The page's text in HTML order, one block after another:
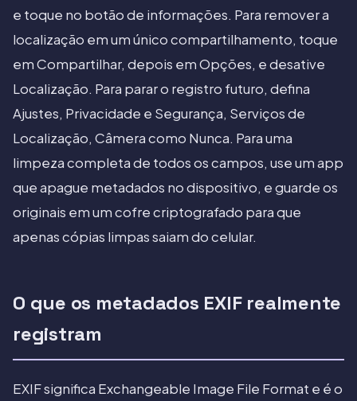
e toque no botão de informações. Para remover a
localização em um único compartilhamento, toque
em Compartilhar, depois em Opções, e desative
Localização. Para parar o registro futuro, defina
Ajustes, Privacidade e Segurança, Serviços de
Localização, Câmera como Nunca. Para uma
limpeza completa de todos os campos, use um app
que apague metadados no dispositivo, e guarde os
originais em um cofre criptografado para que
apenas cópias limpas saiam do celular.
O que os metadados EXIF realmente
registram
EXIF significa Exchangeable Image File Format e é o